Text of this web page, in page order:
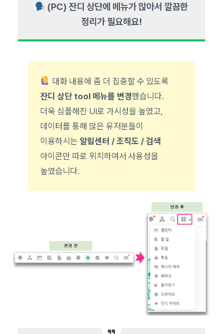
(PC) 잔디 상단에 메뉴가 많아서 깔끔한
정리가 필요해요!
대화 내용에 좀 더 집중할 수 있도록
잔디 상단 tool 메뉴를 변경했습니다.
더욱 심플해진 UI로 가시성을 높였고,
데이터를 통해 많은 유저분들이
이용하시는 알림센터 / 조직도 / 검색
아이콘만 따로 위치하여서 사용성을
높였습니다.